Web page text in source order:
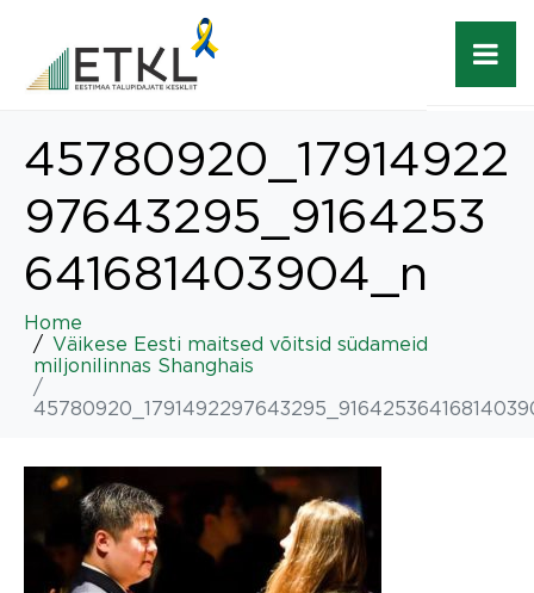
45780920_17914922
97643295_9164253
641681403904_n
Home
Väikese Eesti maitsed võitsid südameid
miljonilinnas Shanghais